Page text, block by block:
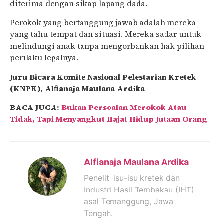
diterima dengan sikap lapang dada.
Perokok yang bertanggung jawab adalah mereka
yang tahu tempat dan situasi. Mereka sadar untuk
melindungi anak tanpa mengorbankan hak pilihan
perilaku legalnya.
Juru Bicara Komite Nasional Pelestarian Kretek
(KNPK), Alfianaja Maulana Ardika
BACA JUGA: Bukan Persoalan Merokok Atau
Tidak, Tapi Menyangkut Hajat Hidup Jutaan Orang
Alfianaja Maulana Ardika
Peneliti isu-isu kretek dan
Industri Hasil Tembakau (IHT)
asal Temanggung, Jawa
Tengah.